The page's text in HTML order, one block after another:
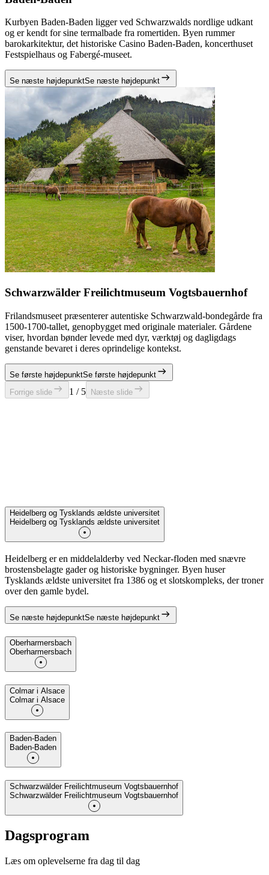
Kurbyen Baden-Baden ligger ved Schwarzwalds nordlige udkant
og er kendt for sine termalbade fra romertiden. Byen rummer
barokarkitektur, det historiske Casino Baden-Baden, koncerthuset
Festspielhaus og Fabergé-museet.
Se næste højdepunktSe næste højdepunkt
Schwarzwälder Freilichtmuseum Vogtsbauernhof
Frilandsmuseet præsenterer autentiske Schwarzwald-bondegårde fra
1500-1700-tallet, genopbygget med originale materialer. Gårdene
viser, hvordan bønder levede med dyr, værktøj og dagligdags
genstande bevaret i deres oprindelige kontekst.
Se første højdepunktSe første højdepunkt
Forrige slide
1 / 5 Næste slide
Heidelberg og Tysklands ældste universitet
Heidelberg og Tysklands ældste universitet
Heidelberg er en middelalderby ved Neckar-floden med snævre
brostensbelagte gader og historiske bygninger. Byen huser
Tysklands ældste universitet fra 1386 og et slotskompleks, der troner
over den gamle bydel.
Se næste højdepunktSe næste højdepunkt
Oberharmersbach
Oberharmersbach
Colmar i Alsace
Colmar i Alsace
Baden-Baden
Baden-Baden
Schwarzwälder Freilichtmuseum Vogtsbauernhof
Schwarzwälder Freilichtmuseum Vogtsbauernhof
Dagsprogram
Læs om oplevelserne fra dag til dag